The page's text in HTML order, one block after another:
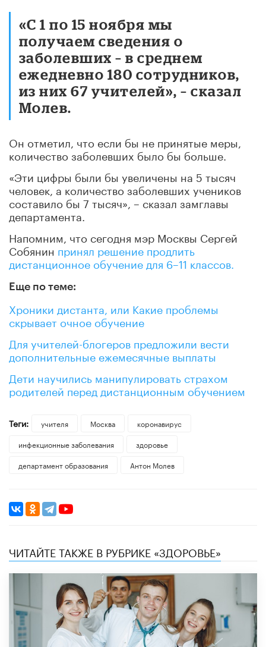
«С 1 по 15 ноября мы
получаем сведения о
заболевших – в среднем
ежедневно 180 сотрудников,
из них 67 учителей», – сказал
Молев.
Он отметил, что если бы не принятые меры,
количество заболевших было бы больше.
«Эти цифры были бы увеличены на 5 тысяч
человек, а количество заболевших учеников
составило бы 7 тысяч», – сказал замглавы
департамента.
Напомним, что сегодня мэр Москвы Сергей
Собянин принял решение продлить
дистанционное обучение для 6–11 классов.
Еще по теме:
Хроники дистанта, или Какие проблемы
скрывает очное обучение
Для учителей-блогеров предложили вести
дополнительные ежемесячные выплаты
Дети научились манипулировать страхом
родителей перед дистанционным обучением
Теги: учителя Москва
коронавирус
инфекционные заболевания
здоровье
департамент образования
Антон Молев
ЧИТАЙТЕ ТАКЖЕ В РУБРИКЕ «ЗДОРОВЬЕ»